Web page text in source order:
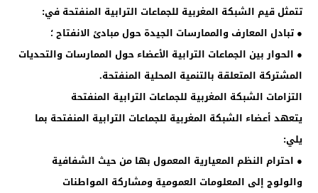
تتمثل قيم الشبكة المغربية للجماعات الترابية المنفتحة في:
● تبادل المعارف والممارسات الجيدة حول مبادئ الانفتاح ؛
● الحوار بين الجماعات الترابية الأعضاء حول الممارسات والتحديات
المشتركة المتعلقة بالتنمية المحلية المنفتحة.
التزامات الشبكة المغربية للجماعات الترابية المنفتحة
يتعهد أعضاء الشبكة المغربية للجماعات الترابية المنفتحة بما
يلي:
● احترام النظم المعيارية المعمول بها من حيث الشفافية
والولوج إلى المعلومات العمومية ومشاركة المواطنات